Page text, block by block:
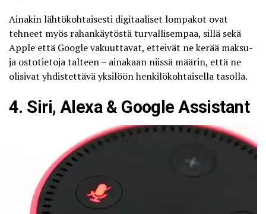
Ainakin lähtökohtaisesti digitaaliset lompakot ovat
tehneet myös rahankäytöstä turvallisempaa, sillä sekä
Apple että Google vakuuttavat, etteivät ne kerää maksu-
ja ostotietoja talteen – ainakaan niissä määrin, että ne
olisivat yhdistettävä yksilöön henkilökohtaisella tasolla.
4. Siri, Alexa & Google Assistant